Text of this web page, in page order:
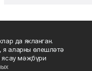
да якланган.
я аларны өлешләтә
ясау мәҗбүри